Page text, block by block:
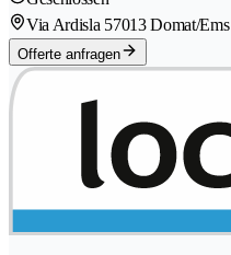
Via Ardisla 57013 Domat/Ems
Offerte anfragen